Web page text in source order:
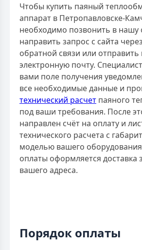
Чтобы купить паяный
аппарат в Петропавловске-
необходимо позвонить в нашу
направить запрос с сайта
обратной связи или отправить
электронную почту.
вами поле получения
все необходимые данные и
технический расчет паяного
под ваши требования. После
направлен счёт на оплату и
технического расчета с
моделью вашего
оплаты оформляется доставка
вашего адреса.
Порядок оплаты